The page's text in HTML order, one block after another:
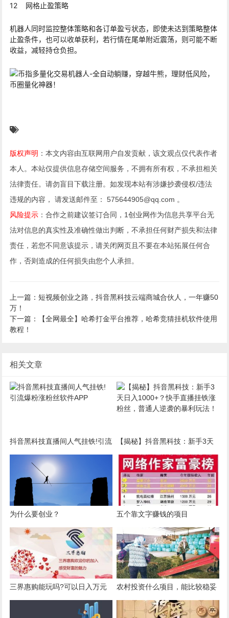
12 网格止盈策略
机器人同时监控整体策略和各订单盈亏状态，即使未达到策略整体
止盈条件，也可以收单获利，若行情在尾单附近震荡，则可能不断
收益，减轻持仓负担。
版权声明 ：本文内容由互联网用户自发贡献，该文观点仅代表作者
本人。本站仅提供信息存储空间服务，不拥有所有权，不承担相关
法律责任。请勿盲目下载注册。如发现本站有涉嫌抄袭侵权/违法
违规的内容， 请发送邮件至： 575644905@qq.com 。
风险提示 ：合作之前建议签订合同，1创业网作为信息共享平台无
法对信息的真实性及准确性做出判断，不承担任何财产损失和法律
责任，若您不同意该提示，请关闭网页且不要在本站拓展任何合
作，否则造成的任何损失由您个人承担。
上一篇：短视频创业之路，抖音黑科技云端商城合伙人，一年赚50
万！
下一篇：【全网最全】哈希打金平台推荐，哈希竞猜挂机软件使用
教程！
相关文章
抖音黑科技直播间人气挂铁!引流
爆粉涨粉丝软件APP
【揭秘】抖音黑科技：新手3天
日入1000+？快手直播挂铁涨粉
丝，普通人逆袭的暴利玩法！
为什么要创业？ 五个靠文字赚钱的项目
三界惠购能玩吗?可以日入万元
农村投资什么项目，能比较稳妥
赚钱？